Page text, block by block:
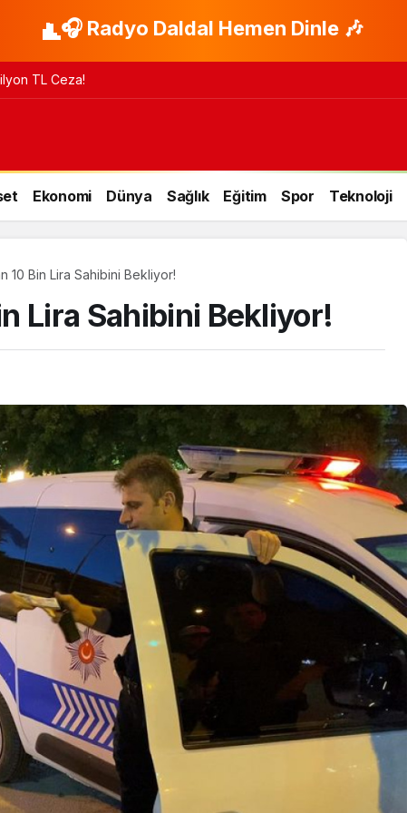
🎧 Radyo Daldal Hemen Dinle 🎶
TL Ceza!
Ekonomi Dünya Sağlık Eğitim Spor Teknoloji
10 Bin Lira Sahibini Bekliyor!
Lira Sahibini Bekliyor!
Tartışması
Son Dakika
3 ay önce
Çaykur Rizespor, Beşiktaş’ı
Ağırlıyor!